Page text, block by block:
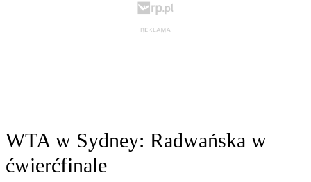
WTA w Sydney: Radwańska w
ćwierćfinale